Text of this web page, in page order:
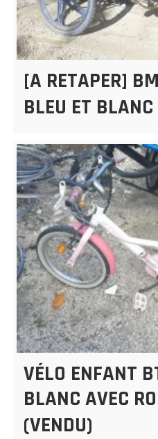
[A RETAPER]
BLEU ET
VÉLO ENFANT
BLANC AVEC
(VENDU)